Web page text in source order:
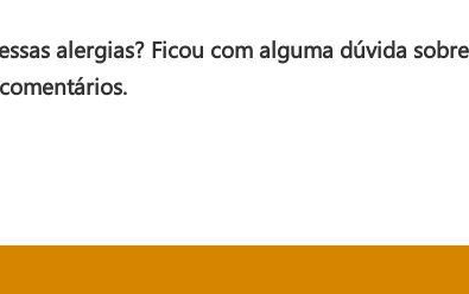
alergias? Ficou com alguma dúvida